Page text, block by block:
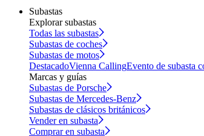
Subastas
Explorar subastas
Todas las subastas
Subastas de coches
Subastas de motos
DestacadoVienna CallingEvento de subasta
Marcas y guías
Subastas de Porsche
Subastas de Mercedes-Benz
Subastas de clásicos británicos
Vender en subasta
Comprar en subasta